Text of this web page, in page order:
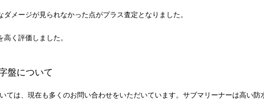
メージが見られなかった点がプラス査定となりました。
く評価しました。
盤について
ては、現在も多くのお問い合わせをいただいています。サブマリーナーは高い防